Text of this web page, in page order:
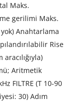
Maks.
gerilimi Maks.
yok) Anahtarlama
Rise
Aritmetik
FILTRE (T 10-90
30) Adım